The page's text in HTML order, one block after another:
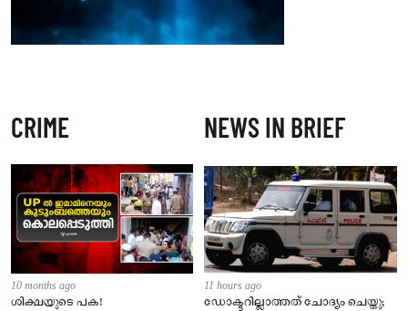
CRIME
10 months ago
ശിക്ഷയുടെ പക!
NEWS IN BRIEF
11 hours ago
ഡോക്ടറില്ലാത്തത് ചോദ്യം ചെയ്തു;